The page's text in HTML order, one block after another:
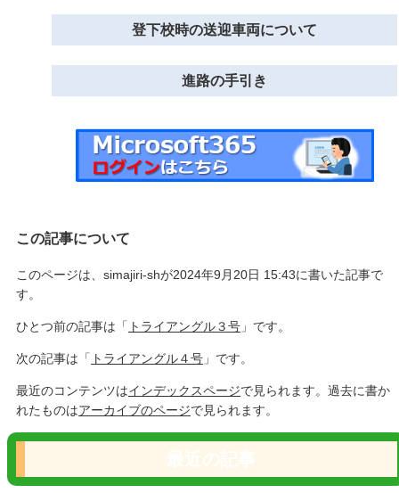
登下校時の送迎車両について
進路の手引き
この記事について
このページは、simajiri-shが2024年9月20日 15:43に書いた記事で
す。
ひとつ前の記事は「 トライアングル３号 」です。
次の記事は「 トライアングル４号 」です。
最近のコンテンツはインデックスページで見られます。過去に書か
れたものはアーカイブのページで見られます。